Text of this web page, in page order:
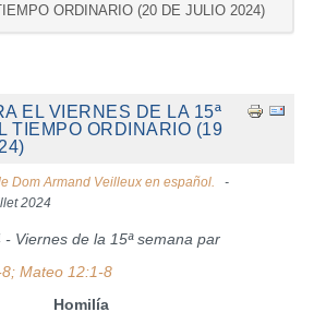
ORDINARIO (20 DE JULIO 2024)
EL VIERNES DE LA 15ª
TIEMPO ORDINARIO (19
Dom Armand Veilleux en español.
2024
Viernes de la 15ª semana par
Mateo 12:1-8
Homilía